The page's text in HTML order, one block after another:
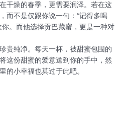
干燥的春季，更需要润泽。若在这
而不是仅跟你说一句：“记得多喝
。而他选择贡巴藏蜜，更是一种对
贵纯净。每天一杯，被甜蜜包围的
这份甜蜜的爱意送到你的手中，然
的小幸福也莫过于此吧。